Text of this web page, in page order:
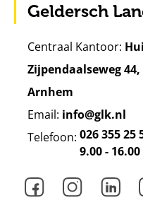
Geldersch
Centraal Kantoor:
Zijpendaalseweg 44,
Arnhem
Email: info@glk.nl
Telefoon: 026 355
9.00 -